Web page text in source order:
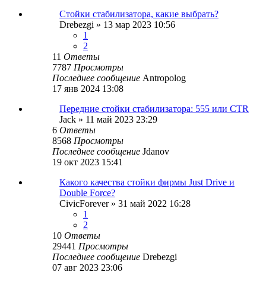
Стойки стабилизатора, какие выбрать?
Drebezgi » 13 мар 2023 10:56
1
2
11 Ответы
7787 Просмотры
Последнее сообщение Antropolog
17 янв 2024 13:08
Передние cтойки стабилизатора: 555 или CTR
Jack » 11 май 2023 23:29
6 Ответы
8568 Просмотры
Последнее сообщение Jdanov
19 окт 2023 15:41
Какого качества стойки фирмы Just Drive и
Double Force?
CivicForever» 31 май 2022 16:28
1
2
10 Ответы
29441 Просмотры
Последнее сообщение Drebezgi
07 авг 2023 23:06